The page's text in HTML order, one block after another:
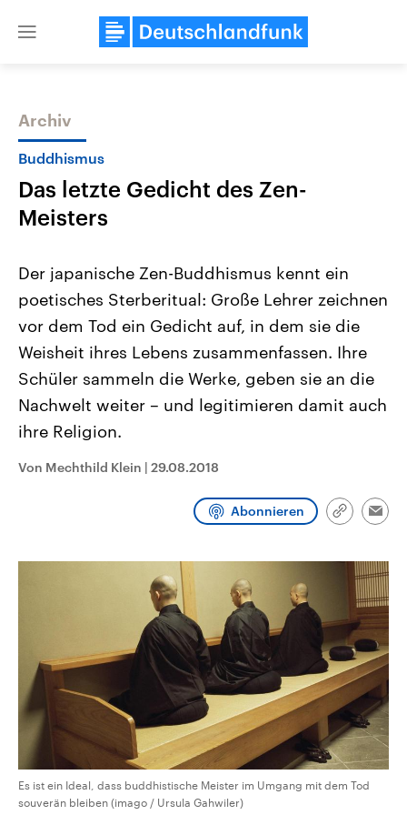
Close
Themen
Landtagswahl Sachsen-Anhalt
2026
Alle Informationen
Sachsen-Anhalt wählt am 6.
September 2026 einen neuen
Landtag. Seit 2021 wird das
Bundesland von einer Koalition aus
Umfragen, Prognosen,
und Hintergründe zu den Parteien
und Kandidaten der anstehenden
USA
Aktuelle Beiträge,
Hintergründe
Wirtschaftlich und
gehören die Vereinigten
den mächtigsten Ländern
mit großem Einfluss auf
Sendungen Programm
Archiv
Buddhismus
Das letzte Gedicht des Zen-
Meisters
Der japanische Zen-Buddhismus kennt ein
poetisches Sterberitual: Große Lehrer zeichnen
vor dem Tod ein Gedicht auf, in dem sie die
Weisheit ihres Lebens zusammenfassen. Ihre
Schüler sammeln die Werke, geben sie an die
Nachwelt weiter – und legitimieren damit auch
ihre Religion.
Von Mechthild Klein | 29.08.2018
Abonnieren
Link
Es ist ein Ideal, dass buddhistische Meister im Umgang mit dem Tod
souverän bleiben (imago / Ursula Gahwiler)